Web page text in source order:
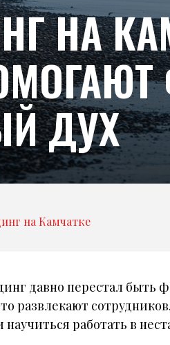
НА
ДУХ
на Камчатке
давно перестал быть
развлекают
работать в